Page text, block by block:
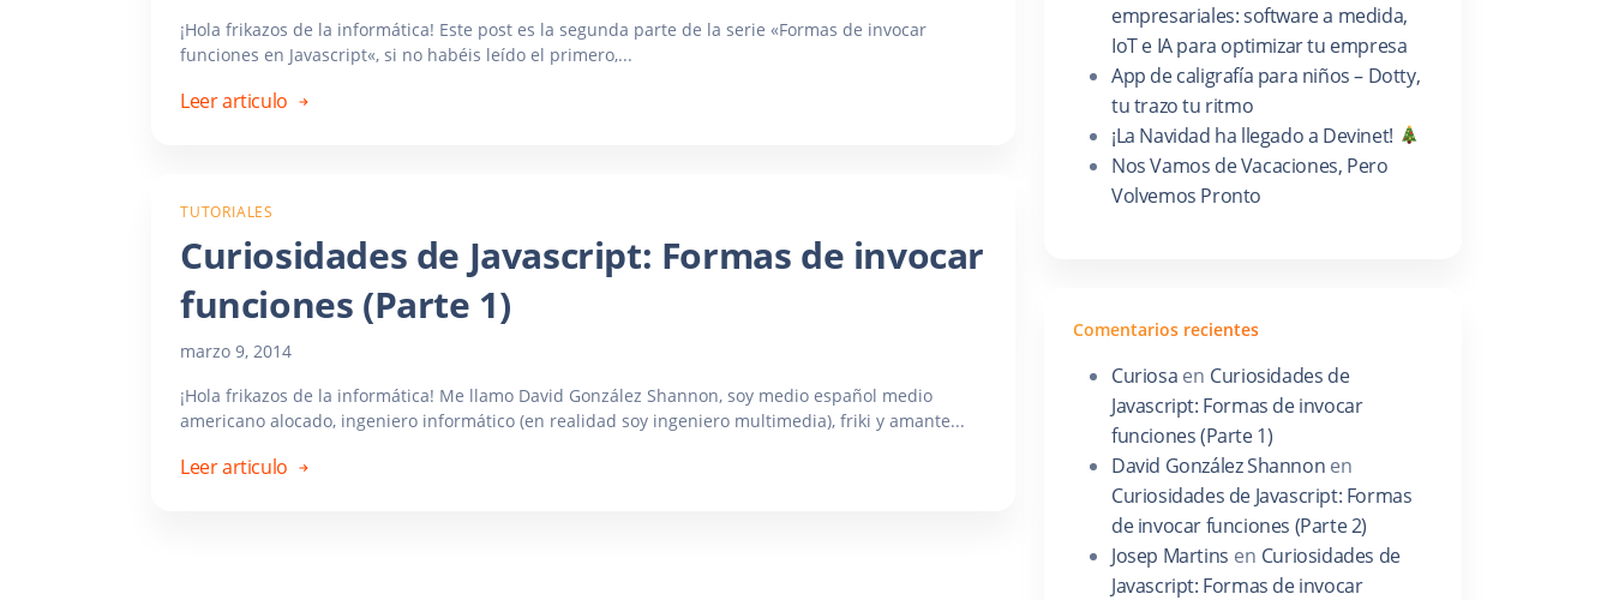
¡Hola frikazos de la informática! Este post es la segunda parte de la serie «Formas de invocar
funciones en Javascript«, si no habéis leído el primero,...
Leer articulo
TUTORIALES
Curiosidades de Javascript: Formas de invocar
funciones (Parte 1)
marzo 9, 2014
¡Hola frikazos de la informática! Me llamo David González Shannon, soy medio español medio
americano alocado, ingeniero informático (en realidad soy ingeniero multimedia), friki y amante...
Leer articulo
empresariales: software a medida,
IoT e IA para optimizar tu empresa
App de caligrafía para niños – Dotty,
tu trazo tu ritmo
¡La Navidad ha llegado a Devinet!
Nos Vamos de Vacaciones, Pero
Volvemos Pronto
Comentarios recientes
Curiosa en Curiosidades de
Javascript: Formas de invocar
funciones (Parte 1)
David González Shannon en
Curiosidades de Javascript: Formas
de invocar funciones (Parte 2)
Josep Martins en Curiosidades de
Javascript: Formas de invocar